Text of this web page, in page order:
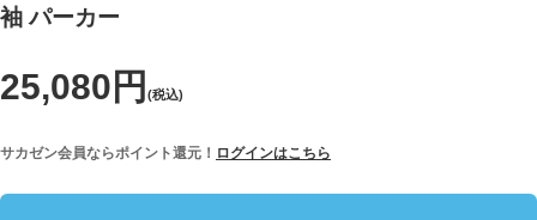
袖 パーカー
25,080円 (税込)
サカゼン会員ならポイント還元！ ログインはこちら